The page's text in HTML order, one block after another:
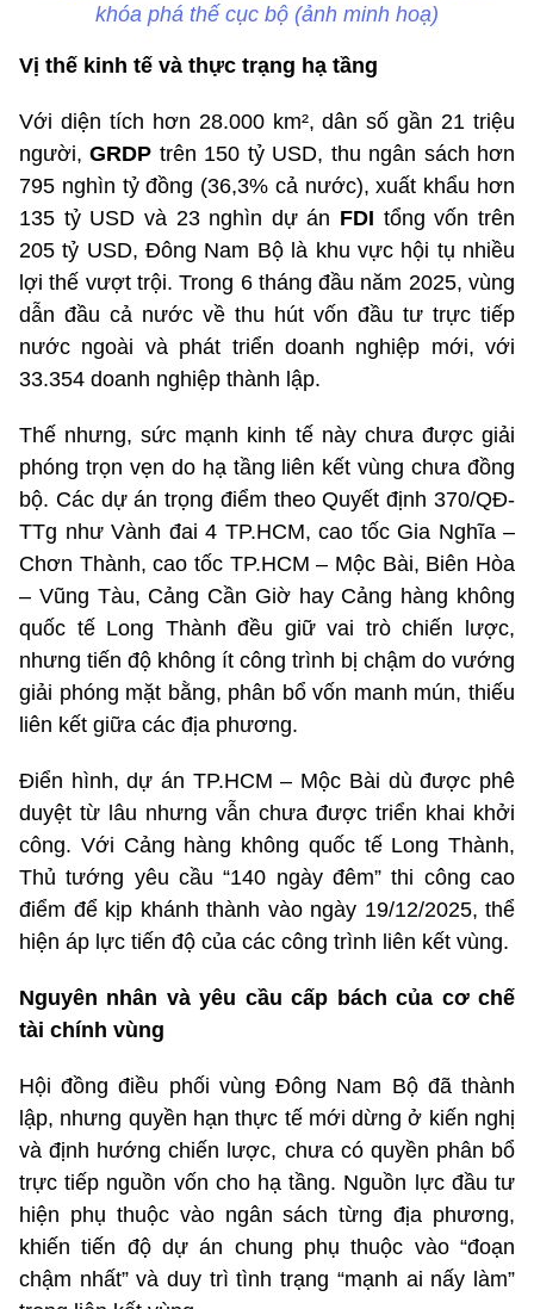
khóa phá thế cục bộ (ảnh minh hoạ)
Vị thế kinh tế và thực trạng hạ tầng
Với diện tích hơn 28.000 km², dân số gần 21 triệu
người,GRDP trên 150 tỷ USD, thu ngân sách hơn
795 nghìn tỷ đồng (36,3% cả nước), xuất khẩu hơn
135 tỷ USD và 23 nghìn dự án FDI tổng vốn trên
205 tỷ USD, Đông Nam Bộ là khu vực hội tụ nhiều
lợi thế vượt trội. Trong 6 tháng đầu năm 2025, vùng
dẫn đầu cả nước về thu hút vốn đầu tư trực tiếp
nước ngoài và phát triển doanh nghiệp mới, với
33.354 doanh nghiệp thành lập.
Thế nhưng, sức mạnh kinh tế này chưa được giải
phóng trọn vẹn do hạ tầng liên kết vùng chưa đồng
bộ. Các dự án trọng điểm theo Quyết định 370/QĐ-
TTg như Vành đai 4 TP.HCM, cao tốc Gia Nghĩa –
Chơn Thành, cao tốc TP.HCM – Mộc Bài, Biên Hòa
– Vũng Tàu, Cảng Cần Giờ hay Cảng hàng không
quốc tế Long Thành đều giữ vai trò chiến lược,
nhưng tiến độ không ít công trình bị chậm do vướng
giải phóng mặt bằng, phân bổ vốn manh mún, thiếu
liên kết giữa các địa phương.
Điển hình, dự án TP.HCM – Mộc Bài dù được phê
duyệt từ lâu nhưng vẫn chưa được triển khai khởi
công. Với Cảng hàng không quốc tế Long Thành,
Thủ tướng yêu cầu “140 ngày đêm” thi công cao
điểm để kịp khánh thành vào ngày 19/12/2025, thể
hiện áp lực tiến độ của các công trình liên kết vùng.
Nguyên nhân và yêu cầu cấp bách của cơ chế
tài chính vùng
Hội đồng điều phối vùng Đông Nam Bộ đã thành
lập, nhưng quyền hạn thực tế mới dừng ở kiến nghị
và định hướng chiến lược, chưa có quyền phân bổ
trực tiếp nguồn vốn cho hạ tầng. Nguồn lực đầu tư
hiện phụ thuộc vào ngân sách từng địa phương,
khiến tiến độ dự án chung phụ thuộc vào “đoạn
chậm nhất” và duy trì tình trạng “mạnh ai nấy làm”